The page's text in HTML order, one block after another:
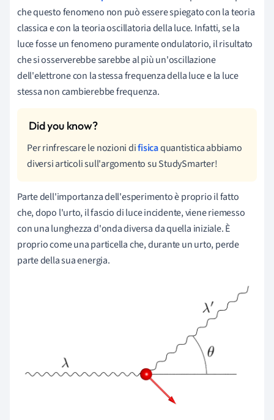
che questo fenomeno non può essere spiegato con la teoria
classica e con la teoria oscillatoria della luce. Infatti, se la
luce fosse un fenomeno puramente ondulatorio, il risultato
che si osserverebbe sarebbe al più un'oscillazione
dell'elettrone con la stessa frequenza della luce e la luce
stessa non cambierebbe frequenza.
Per rinfrescare le nozioni difisicaquantistica abbiamo
diversi articoli sull'argomento su StudySmarter!
Parte dell'importanza dell'esperimento è proprio il fatto
che, dopo l'urto, il fascio di luce incidente, viene riemesso
con una lunghezza d'onda diversa da quella iniziale. È
proprio come una particella che, durante un urto, perde
parte della sua energia.